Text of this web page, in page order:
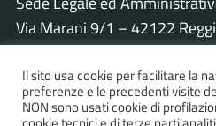
Via Marani 9/1 – 42122
Tel. 0522 571011 – Fax
Cod. Fisc. e P.IVA
PEC:
Il sito usa cookie per facilitare la
preferenze e le precedenti visite
NON sono usati cookie di
cookie tecnici e di terze parti